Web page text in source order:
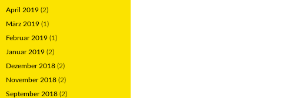
April 2019 (2)
März 2019 (1)
Februar 2019 (1)
Januar 2019 (2)
Dezember 2018 (2)
November 2018 (2)
September 2018 (2)